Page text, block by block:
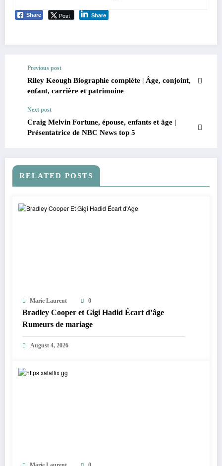
Share Post Share
Previous post
Riley Keough Biographie complète | Âge, conjoint,
enfant, carrière et patrimoine
Next post
Craig Melvin Fortune, épouse, enfants et âge |
Présentatrice de NBC News top 5
RELATED POSTS
Marie Laurent 0
Bradley Cooper et Gigi Hadid Écart d’âge
Rumeurs de mariage
August 4, 2026